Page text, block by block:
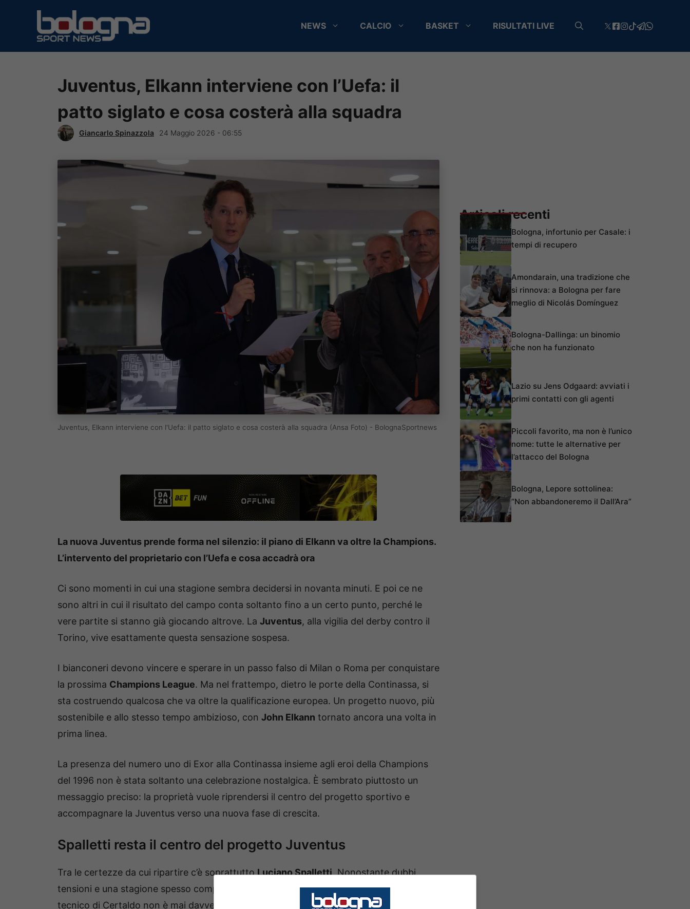
contenuto
NEWS CALCIO BASKET RISULTATI LIVE
Juventus, Elkann interviene con l’Uefa: il
patto siglato e cosa costerà alla squadra
Giancarlo Spinazzola 24 Maggio 2026 - 06:55
Juventus, Elkann interviene con l'Uefa: il patto siglato e cosa costerà alla squadra (Ansa Foto) - BolognaSportnews
La nuova Juventus prende forma nel silenzio: il piano di Elkann va oltre la Champions.
L’intervento del proprietario con l’Uefa e cosa accadrà ora
Ci sono momenti in cui una stagione sembra decidersi in novanta minuti. E poi ce ne
sono altri in cui il risultato del campo conta soltanto fino a un certo punto, perché le
vere partite si stanno già giocando altrove. La Juventus, alla vigilia del derby contro il
Torino, vive esattamente questa sensazione sospesa.
I bianconeri devono vincere e sperare in un passo falso di Milan o Roma per conquistare
la prossima Champions League. Ma nel frattempo, dietro le porte della Continassa, si
sta costruendo qualcosa che va oltre la qualificazione europea. Un progetto nuovo, più
sostenibile e allo stesso tempo ambizioso, con John Elkann tornato ancora una volta in
prima linea.
La presenza del numero uno di Exor alla Continassa insieme agli eroi della Champions
del 1996 non è stata soltanto una celebrazione nostalgica. È sembrato piuttosto un
messaggio preciso: la proprietà vuole riprendersi il centro del progetto sportivo e
accompagnare la Juventus verso una nuova fase di crescita.
Spalletti resta il centro del progetto Juventus
Tra le certezze da cui ripartire c’è soprattuttoLuciano Spalletti. Nonostante dubbi,
tensioni e una stagione spesso complicata, la fiducia della proprietà nei confronti del
tecnico di Certaldo non è mai davvero venuta meno.
Articoli recenti
Bologna, infortunio per Casale: i
tempi di recupero
Amondarain, una tradizione che
si rinnova: a Bologna per fare
meglio di Nicolás Domínguez
Bologna-Dallinga: un binomio
che non ha funzionato
Lazio su Jens Odgaard: avviati i
primi contatti con gli agenti
Piccoli favorito, ma non è l’unico
nome: tutte le alternative per
l’attacco del Bologna
Bologna, Lepore sottolinea:
“Non abbandoneremo il Dall’Ara”